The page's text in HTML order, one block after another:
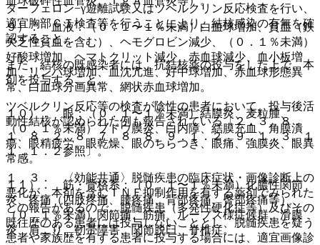
ターフェロン−γ遊離試験又はツベルクリン反応検査を行い、
適宜胸部ＣＴ検査等を行うことにより、結核感染の有無を確
認すること。
また、結核の既感染者には、抗結核薬の投与をした上で、本
剤を投与すること。
ツベルクリン反応等の検査が陰性の患者において、投与後活
動性結核が認められた例も報告されている〔２．３、８．
１、８．２、８．７、８．８、９．１．２、９．１．３、１
１．１．２参照〕。
１．３． 〈効能共通〉脱髄疾患の臨床症状・画像診断上の
悪化が、本剤を含むＴＮＦ抑制作用を有する薬剤でみられた
との報告があるので、脱髄疾患（多発性硬化症等）及びその
既往歴のある患者には投与しないこととし、脱髄疾患を疑う
患者や家族歴を有する患者に投与する場合には、適宜画像診
９）． 血液：（０．１〜１％未満）白血球増加、貧血（鉄
欠乏性貧血を含む）、ヘモグロビン減少、（０．１％未満）
好酸球増加、ヘマトクリット減少、赤血球減少、血小板増
加、リンパ球増加、血沈亢進、好中球増加、赤血球形態異
常、白血球分画異常、網状赤血球増加。
１０）． 眼：（０．１〜１％未満）結膜炎、麦粒腫、
（０．１％未満）ブドウ膜炎、白内障、結膜充血、角膜潰
瘍、眼精疲労、眼乾燥、眼のちらつき、眼痛、強膜炎、眼異
常感。
１１）． 筋・骨格系：（０．１〜１％未満）化膿性関節
炎、疼痛（四肢疼痛、腰疼痛、背部疼痛、臀部疼痛等）、
（０．１％未満）関節痛、筋痛、ループス様症候群、滑膜
炎、肩こり、靭帯障害、関節脱臼、脊椎症。